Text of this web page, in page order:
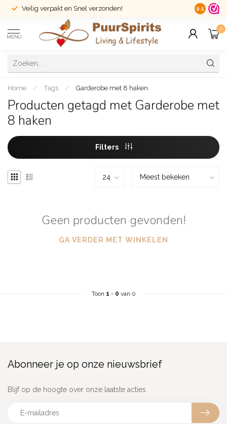
Veilig verpakt en Snel verzonden! 14 dagen
9.5
MENU
0
Home / Tags / Garderobe met 8 haken
Producten getagd met Garderobe met
8 haken
Filters
Geen producten gevonden!
GA VERDER MET WINKELEN
Toon 1 - 0 van 0
Abonneer je op onze nieuwsbrief
Blijf op de hoogte over onze laatste acties